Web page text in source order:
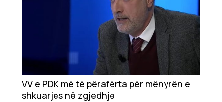
VV e PDK më të përafërta për mënyrën e
shkuarjes në zgjedhje